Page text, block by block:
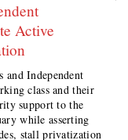
Active
Independent
class and their
support to the
while asserting
stall privatization